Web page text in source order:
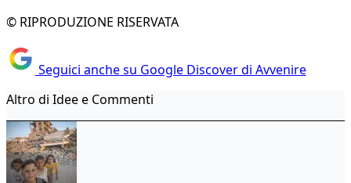
© RIPRODUZIONE RISERVATA
Seguici anche su Google Discover di Avvenire
Altro di Idee e Commenti